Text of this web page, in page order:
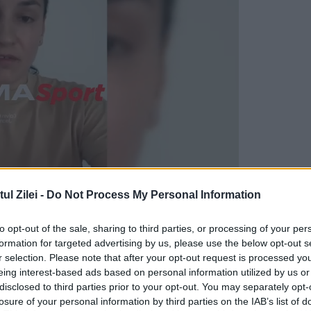
Zilei - Do Not Process My Personal Information
opt-out of the sale, sharing to third parties, or processing of your
for targeted advertising by us, please use the below opt-out
selection. Please note that after your opt-out request is processed
interest-based ads based on personal information utilized by us
to third parties prior to your opt-out. You may separately
of your personal information by third parties on the IAB’s list of
sâmbătă concursul Masters din Carson, Los
neobișnuit până aici. Numai că ciclista
un transgender.
ce anii au trecut a început să se considere
facultăţii, bărbatul a început procedurile